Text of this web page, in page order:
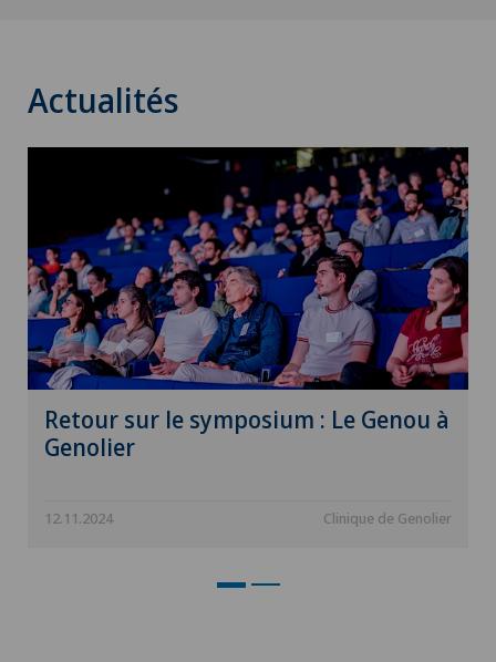
Actualités
Retour sur le symposium : Le Genou à
Genolier
12.11.2024 Clinique de Genolier